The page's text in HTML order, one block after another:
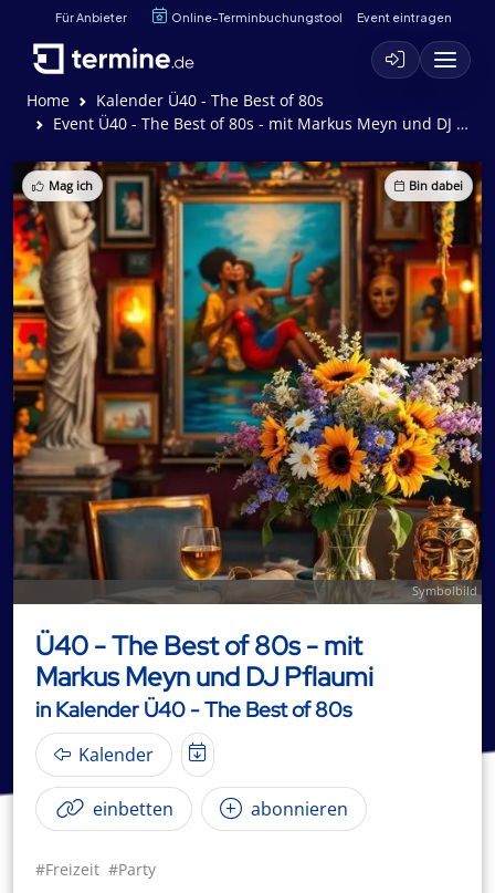
Für Anbieter Online-Terminbuchungstool Event eintragen
Home
Kalender Ü40 - The Best of 80s
Event Ü40 - The Best of 80s - mit Markus Meyn und DJ Pflaumi
Mag ich Bin dabei
Symbolbild
Ü40 - The Best of 80s - mit
Markus Meyn und DJ Pflaumi
in Kalender Ü40 - The Best of 80s
Kalender
einbetten abonnieren
#Freizeit #Party